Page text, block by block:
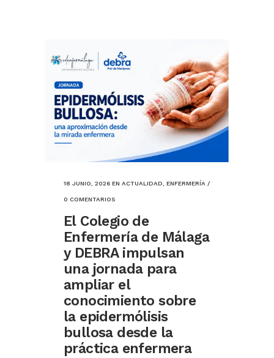
18 JUNIO, 2026 EN ACTUALIDAD ENFERMERÍA /
0 COMENTARIOS
El Colegio de
Enfermería de Málaga
y DEBRA impulsan
una jornada para
ampliar el
conocimiento sobre
la epidermólisis
bullosa desde la
práctica enfermera